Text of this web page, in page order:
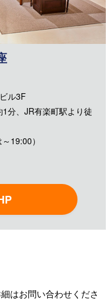
ル3F
分、JR有楽町駅より徒
19:00）
はお問い合わせくださ